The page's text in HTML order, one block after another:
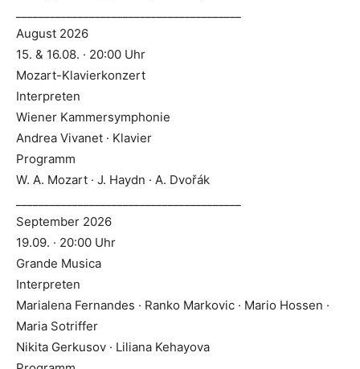
August 2026
15. & 16.08. · 20:00 Uhr
Mozart-Klavierkonzert
Interpreten
Wiener Kammersymphonie
Andrea Vivanet · Klavier
Programm
W. A. Mozart · J. Haydn · A. Dvořák
September 2026
19.09. · 20:00 Uhr
Grande Musica
Interpreten
Marialena Fernandes · Ranko Markovic · Mario Hossen ·
Maria Sotriffer
Nikita Gerkusov · Liliana Kehayova